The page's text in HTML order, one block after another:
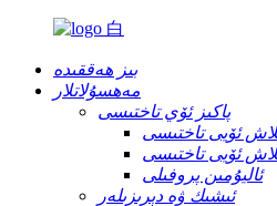
بىز ھەققىدە
مەھسۇلاتلار
پاكىز ئۆي تاختىسى
ئۆيى تاختىسى
ئۆيى تاختىسى
ئاليۇمىن پروفىلى
ئىشىك ۋە دېرىزىلەر